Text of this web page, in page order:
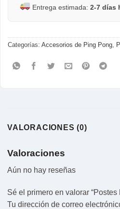
Entrega estimada: 2-7 días
Categorías: Accesorios de Ping Pong,
VALORACIONES (0)
Valoraciones
Aún no hay reseñas
Sé el primero en valorar “Postes
Tu dirección de correo